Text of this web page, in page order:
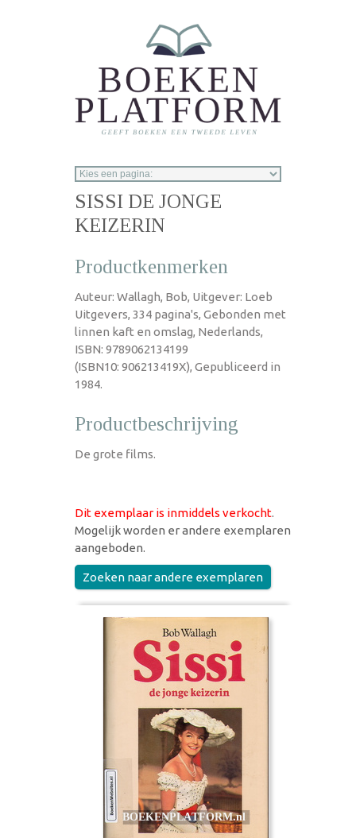
SISSI DE JONGE
KEIZERIN
Productkenmerken
Auteur: Wallagh, Bob, Uitgever: Loeb
Uitgevers, 334 pagina's, Gebonden met
linnen kaft en omslag, Nederlands,
ISBN: 9789062134199
(ISBN10: 906213419X), Gepubliceerd in
1984.
Productbeschrijving
De grote films.
Dit exemplaar is inmiddels verkocht.
Mogelijk worden er andere exemplaren
aangeboden.
Zoeken naar andere exemplaren